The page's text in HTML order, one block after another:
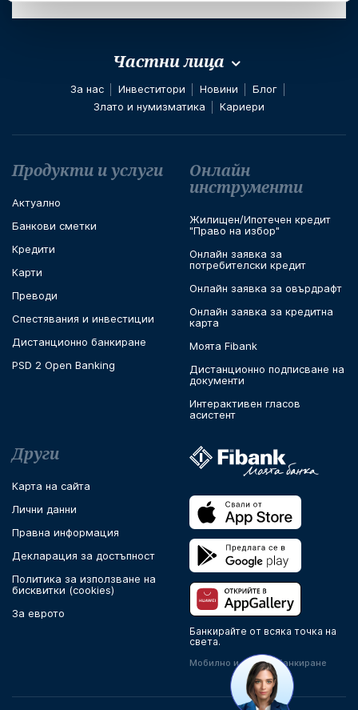
Частни лица
За нас Инвеститори Новини
Блог
Злато и нумизматика
Кариери
Футър навигация
Продукти и услуги
Актуално
Банкови сметки
Кредити
Карти
Преводи
Спестявания и инвестиции
Дистанционно банкиране
PSD 2 Open Banking
Онлайн
инструменти
Жилищен/Ипотечен кредит
"Право на избор"
Онлайн заявка за
потребителски кредит
Онлайн заявка за овърдрафт
Онлайн заявка за кредитна
карта
Моята Fibank
Дистанционно подписване на
документи
Интерактивен гласов
асистент
Други
Карта на сайта
Лични данни
Правна информация
Декларация за достъпност
Политика за използване на
бисквитки (cookies)
За еврото
Банкирайте от всяка точка на
света.
Мобилно и онлайн банкиране